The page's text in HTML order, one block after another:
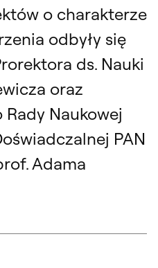
o charakterze
odbyły się
ds. Nauki
oraz
Naukowej
PAN
Adama